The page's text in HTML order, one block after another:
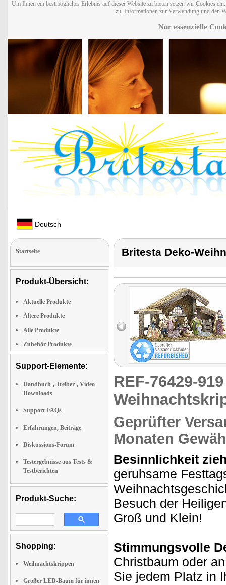
Um Ihnen ein bestmögliches Erlebnis auf dieser Website zu bieten setzen wir Cookies
zu. Informationen zur Verwendung und den
Nur essenzielle
Deutsch
Startseite
Produkt-Übersicht:
Aktuelle Produkte
Ältere Produkte
Alle Produkte
Zubehör Produkte
Support-Elemente:
Handbuch-, Treiber-, Video-
Downloads
Support-FAQs
Erfahrungen, Beiträge
Diskussions-Forum
Testergebnisse aus Tests &
Testberichten
Produkt-Suche:
Shopping:
Weihnachtskrippen
Großer LED-Baum für innen
Britesta Deko-
REF-76429-
Geprüfter
Monaten
Besinnlichkeit
geruhsame
Besuch der
Groß und Klein!
Stimmungsvolle
Christbaum oder
Sie jedem Platz in